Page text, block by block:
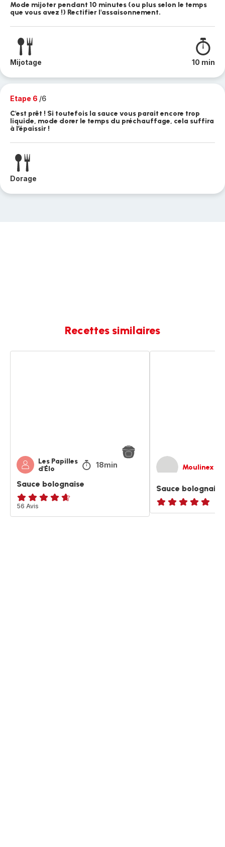
Mode mijoter pendant 10 minutes (ou plus selon le temps
que vous avez !) Rectifier l'assaisonnement.
Mijotage 10 min
Etape 6 /6
C'est prêt ! Si toutefois la sauce vous parait encore trop
liquide, mode dorer le temps du préchauffage, cela suffira
à l’épaissir !
Dorage
Recettes similaires
Les Papilles
d'Élo
18min
Sauce bolognaise
ratings.4.6
56 Avis
Moulinex
Sauce bolognaise
ratings.NaN